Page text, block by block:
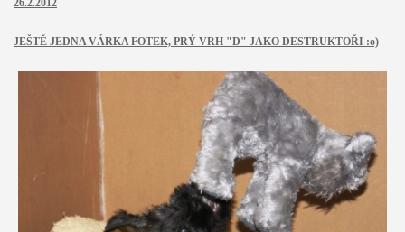
26.2.2012
JEŠTĚ JEDNA VÁRKA FOTEK, PRÝ VRH "D" JAKO DESTRUKTOŘI :o)